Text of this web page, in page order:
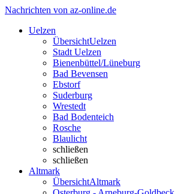
Nachrichten von az-online.de
Uelzen
ÜbersichtUelzen
Stadt Uelzen
Bienenbüttel/Lüneburg
Bad Bevensen
Ebstorf
Suderburg
Wrestedt
Bad Bodenteich
Rosche
Blaulicht
schließen
schließen
Altmark
ÜbersichtAltmark